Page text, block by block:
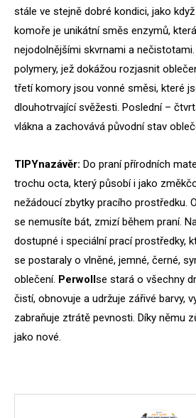
stále ve stejně dobré kondici, jako
komoře je unikátní směs enzymů,
nejodolnějšími skvrnami a
polymery, jež dokážou rozjasnit
třetí komory jsou vonné směsi, které
dlouhotrvající svěžesti. Poslední –
vlákna a zachovává původní stav
TIPYnazávěr: Do praní přírodních
trochu octa, který působí i jako
nežádoucí zbytky pracího prostředku.
se nemusíte bát, zmizí během praní.
dostupné i speciální prací prostředky,
se postaraly o vlněné, jemné, černé,
oblečení. Perwollse stará o všechny
čistí, obnovuje a udržuje zářivé barvy,
zabraňuje ztrátě pevnosti. Díky němu
jako nové.